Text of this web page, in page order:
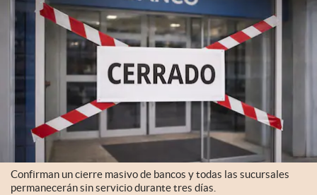
Confirman un cierre masivo de bancos y todas las sucursales
permanecerán sin servicio durante tres días.